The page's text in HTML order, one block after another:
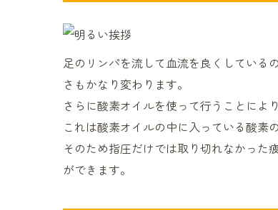
足のリンパを流して血流を良くしている
さもかなり変わります。
さらに酸素オイルを使って行うことによ
これは酸素オイルの中に入っている酸素
そのため指圧だけでは取り切れなかった
ができます。